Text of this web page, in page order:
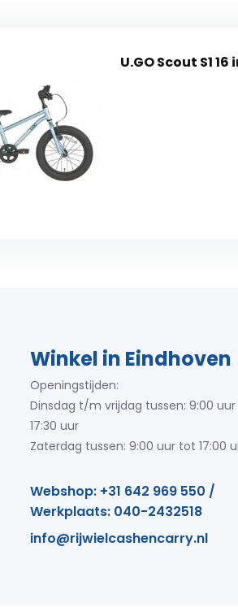
U.GO Scout S1
Winkel in Eindhoven
Openingstijden:
Dinsdag t/m vrijdag tussen: 9:00
17:30 uur
Zaterdag tussen: 9:00 uur tot 17:00
Webshop: +31 642 969 550 /
Werkplaats: 040-2432518
info@rijwielcashencarry.nl